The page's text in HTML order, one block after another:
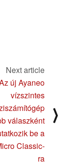
Next article
új Ayaneo
vízszintes
válaszként
be a
Classic-
ra
⟩